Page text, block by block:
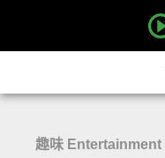
趣味 Entertainment